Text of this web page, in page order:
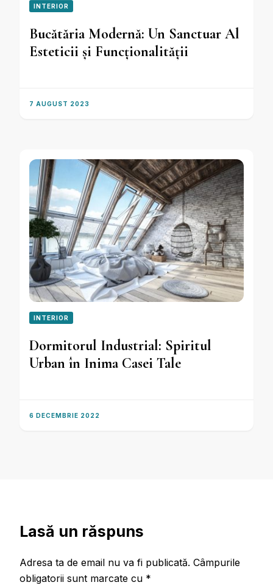
INTERIOR
Bucătăria Modernă: Un Sanctuar Al
Esteticii și Funcționalității
7 AUGUST 2023
INTERIOR
Dormitorul Industrial: Spiritul
Urban în Inima Casei Tale
6 DECEMBRIE 2022
Lasă un răspuns
Adresa ta de email nu va fi publicată. Câmpurile
obligatorii sunt marcate cu *